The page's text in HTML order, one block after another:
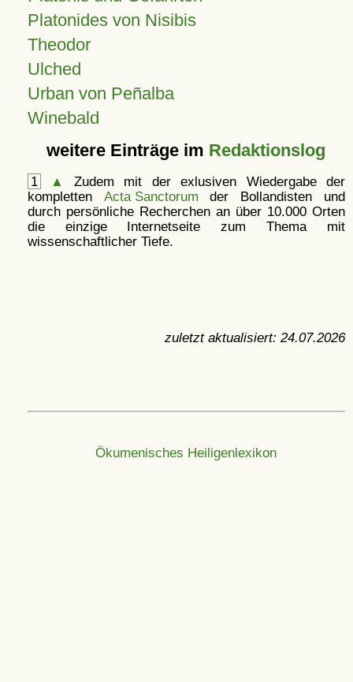
Platonides von Nisibis
Theodor
Ulched
Urban von Peñalba
Winebald
weitere Einträge im Redaktionslog
1 ▲
Zudem mit der exlusiven Wiedergabe der
kompletten Acta Sanctorum der Bollandisten und
durch persönliche Recherchen an über 10.000 Orten
die einzige Internetseite zum Thema mit
wissenschaftlicher Tiefe.
zuletzt aktualisiert: 24.07.2026
Ökumenisches Heiligenlexikon